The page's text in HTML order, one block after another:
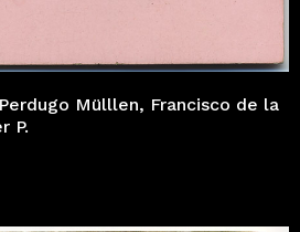
Mülllen, Francisco de la
P.